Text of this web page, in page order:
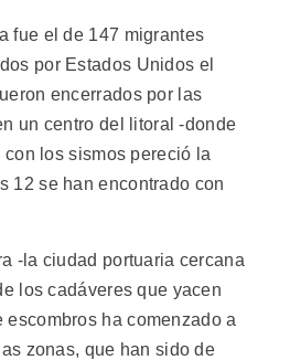
fue el de 147 migrantes
por Estados Unidos el
encerrados por las
un centro del litoral -donde
los sismos pereció la
12 se han encontrado con
-la ciudad portuaria cercana
los cadáveres que yacen
escombros ha comenzado a
zonas, que han sido de